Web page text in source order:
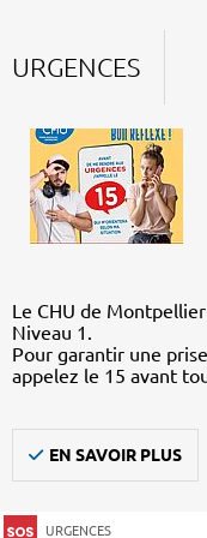
URGENCES
Le CHU de
Niveau 1.
Pour garantir une
appelez le 15 avant
EN SAVOIR PLUS
URGENCES